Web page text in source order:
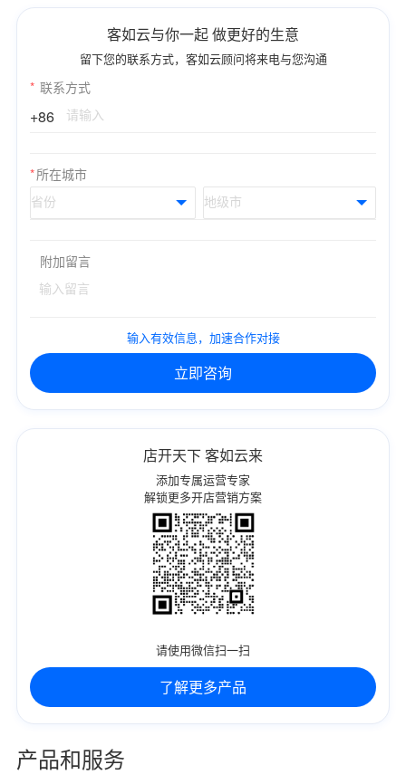
客如云与你一起 做更好的生意
留下您的联系方式，客如云顾问将来电与您沟通
* 联系方式
+86
*所在城市
附加留言
输入有效信息，加速合作对接
立即咨询
店开天下 客如云来
添加专属运营专家
解锁更多开店营销方案
请使用微信扫一扫
了解更多产品
产品和服务